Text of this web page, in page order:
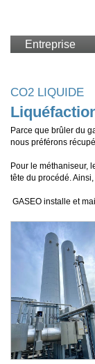
Entreprise
CO2 LIQUIDE
Parce que brûler du
nous préférons
Pour le méthaniseur,
tête du procédé.
GASEO installe et